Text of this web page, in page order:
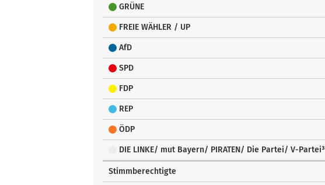
GRÜNE
FREIE WÄHLER / UP
AfD
SPD
FDP
REP
ÖDP
DIE LINKE/ mut Bayern/ PIRATEN/ Die Partei/ V-Partei³
Stimmberechtigte